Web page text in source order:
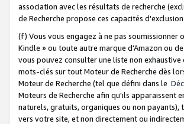
association avec les résultats de recherche
de Recherche propose ces capacités d'exclusion.
(f) Vous vous engagez à ne pas
Kindle » ou toute autre marque d'Amazon ou
vous pouvez consulter une liste non
mots-clés sur tout Moteur de Recherche dès
Moteur de Recherche (tel que défini dans le
Moteurs de Recherche afin qu'ils apparaissent
naturels, gratuits, organiques ou non payants),
vers votre site, et non directement ou